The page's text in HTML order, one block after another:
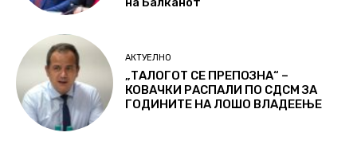
АКТУЕЛНО
„ТАЛОГОТ СЕ ПРЕПОЗНА“ –
КОВАЧКИ РАСПАЛИ ПО СДСМ ЗА
ГОДИНИТЕ НА ЛОШО ВЛАДЕЕЊЕ